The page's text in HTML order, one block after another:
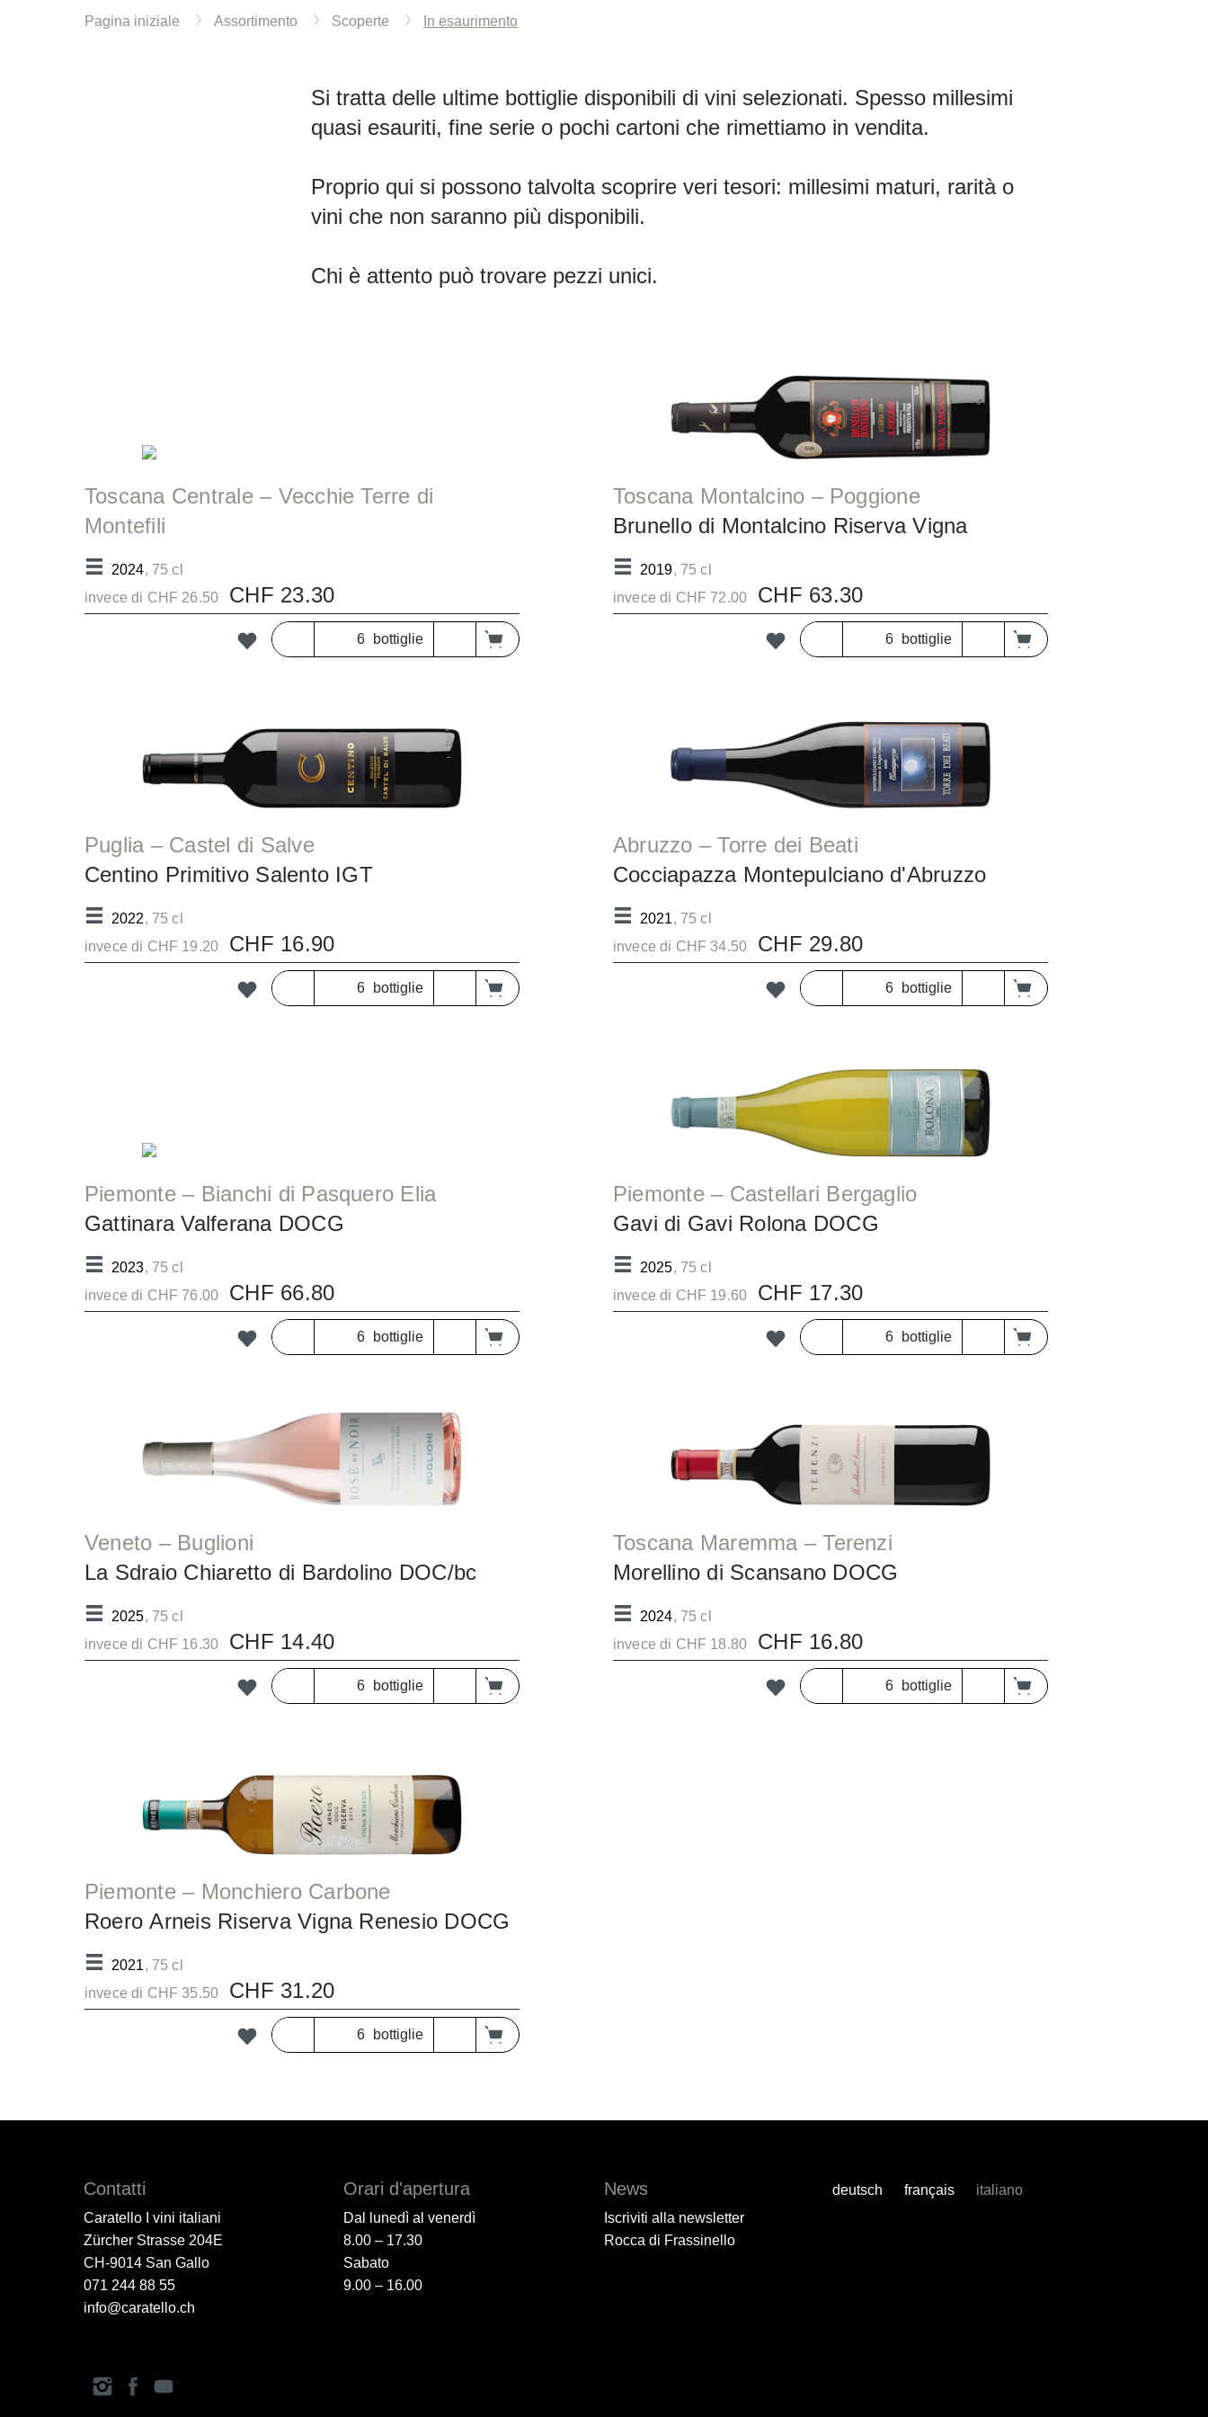
Pagina iniziale Assortimento Scoperte In esaurimento
Si tratta delle ultime bottiglie disponibili di vini selezionati. Spesso millesimi
quasi esauriti, fine serie o pochi cartoni che rimettiamo in vendita.
Proprio qui si possono talvolta scoprire veri tesori: millesimi maturi, rarità o
vini che non saranno più disponibili.
Chi è attento può trovare pezzi unici.
Toscana Centrale – Vecchie Terre di
Montefili
Biancone Chardonnay Toscana IGT/b
2024, 75 cl
invece di CHF 26.50
CHF 23.30
bottiglie
Toscana Montalcino – Poggione
Brunello di Montalcino Riserva Vigna
Paganelli DOCG/b
2019, 75 cl
invece di CHF 72.00
CHF 63.30
bottiglie
Puglia – Castel di Salve
Centino Primitivo Salento IGT
2022, 75 cl
invece di CHF 19.20
CHF 16.90
bottiglie
Abruzzo – Torre dei Beati
Cocciapazza Montepulciano d'Abruzzo
Riserva DOC/bc
2021, 75 cl
invece di CHF 34.50
CHF 29.80
bottiglie
Piemonte – Bianchi di Pasquero Elia
Gattinara Valferana DOCG
2023, 75 cl
invece di CHF 76.00
CHF 66.80
bottiglie
Piemonte – Castellari Bergaglio
Gavi di Gavi Rolona DOCG
2025, 75 cl
invece di CHF 19.60
CHF 17.30
bottiglie
Veneto – Buglioni
La Sdraio Chiaretto di Bardolino DOC/bc
2025, 75 cl
invece di CHF 16.30
CHF 14.40
bottiglie
Toscana Maremma – Terenzi
Morellino di Scansano DOCG
2024, 75 cl
invece di CHF 18.80
CHF 16.80
bottiglie
Piemonte – Monchiero Carbone
Roero Arneis Riserva Vigna Renesio DOCG
2021, 75 cl
invece di CHF 35.50
CHF 31.20
bottiglie
Contatti
Caratello I vini italiani
Zürcher Strasse 204E
CH-9014 San Gallo
071 244 88 55
info@caratello.ch
Orari d'apertura
Dal lunedì al venerdì
8.00 – 17.30
Sabato
9.00 – 16.00
News
Iscriviti alla newsletter
Rocca di Frassinello
deutsch français italiano